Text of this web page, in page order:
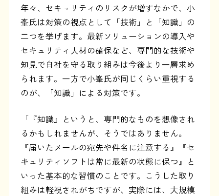
年々、セキュリティのリスクが増すなかで、小
峯氏は対策の視点として「技術」と「知識」の
二つを挙げます。最新ソリューションの導入や
セキュリティ人材の確保など、専門的な技術や
知見で自社を守る取り組みは今後より一層求め
られます。一方で小峯氏が同じくらい重視する
のが、「知識」による対策です。
「『知識』というと、専門的なものを想像され
るかもしれませんが、そうではありません。
『届いたメールの宛先や件名に注意する』『セ
キュリティソフトは常に最新の状態に保つ』と
いった基本的な習慣のことです。こうした取り
組みは軽視されがちですが、実際には、大規模